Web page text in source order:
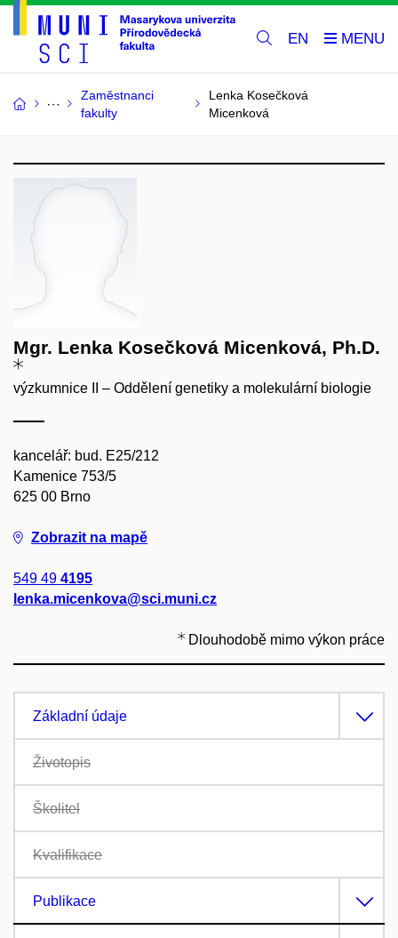
EN
Zaměstnanci
fakulty
Lenka Kosečková
Micenková
Mgr. Lenka Kosečková Micenková, Ph.D.
výzkumnice II – Oddělení genetiky a molekulární biologie
kancelář: bud. E25/212
Kamenice 753/5
625 00 Brno
Zobrazit na mapě
549 49 4195
lenka.micenkova@sci.muni.cz
Dlouhodobě mimo výkon práce
Základní údaje
Životopis
Školitel
Kvalifikace
Publikace